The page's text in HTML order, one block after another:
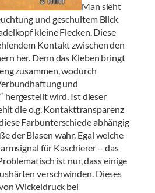
Man sieht
und geschultem Blick
kleine Flecken. Diese
Kontakt zwischen den
her. Denn das Kleben bringt
zusammen, wodurch
und
hergestellt wird. Ist dieser
die o.g. Kontakttransparenz
Farbunterschiede abhängig
der Blasen wahr. Egal welche
für Kaschierer – das
ist nur, dass einige
verschwinden. Dieses
Wickeldruck bei